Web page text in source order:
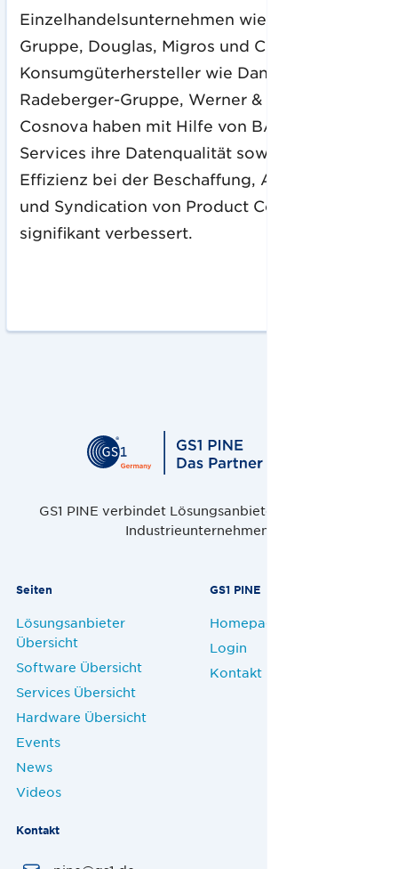
Einzelhandelsunternehmen wie die Schwarz
Gruppe, Douglas, Migros und Colruyt,
Konsumgüterhersteller wie Danone, die
Radeberger-Gruppe, Werner & Mertz und
Cosnova haben mit Hilfe von BAYARDs
Services ihre Datenqualität sowie die
Effizienz bei der Beschaffung, Aggregation
und Syndication von Product Content
signifikant verbessert.
GS1 PINE verbindet Lösungsanbieter, Handel und
Industrieunternehmen.
Seiten
Lösungsanbieter
Übersicht
Software Übersicht
Services Übersicht
Hardware Übersicht
Events
News
Videos
GS1 PINE
Homepage
Login
Kontakt
Kontakt